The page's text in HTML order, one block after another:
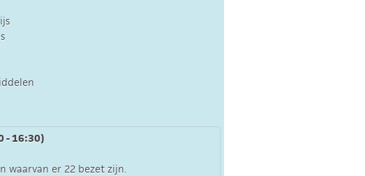
- 16:30)
waarvan er 22 bezet zijn.